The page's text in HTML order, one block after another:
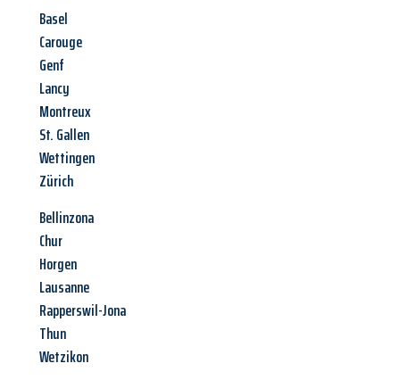
Basel
Carouge
Genf
Lancy
Montreux
St. Gallen
Wettingen
Zürich
Bellinzona
Chur
Horgen
Lausanne
Rapperswil-Jona
Thun
Wetzikon